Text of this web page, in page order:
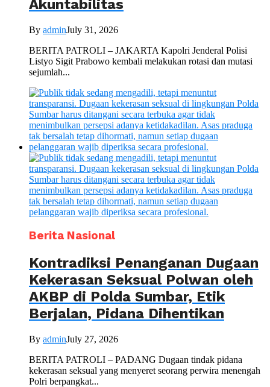
Akuntabilitas
By adminJuly 31, 2026
BERITA PATROLI – JAKARTA Kapolri Jenderal Polisi
Listyo Sigit Prabowo kembali melakukan rotasi dan mutasi
sejumlah...
Berita Nasional
Kontradiksi Penanganan Dugaan
Kekerasan Seksual Polwan oleh
AKBP di Polda Sumbar, Etik
Berjalan, Pidana Dihentikan
By adminJuly 27, 2026
BERITA PATROLI – PADANG Dugaan tindak pidana
kekerasan seksual yang menyeret seorang perwira menengah
Polri berpangkat...